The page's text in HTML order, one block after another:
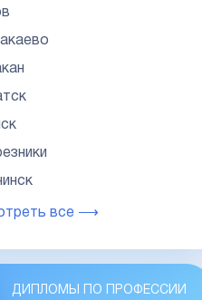
все ⟶
ДИПЛОМЫ ПО ПРОФЕССИИ